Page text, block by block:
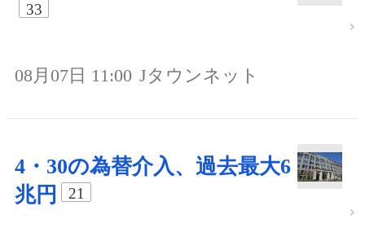
33
08月07日 11:00 Jタウンネット
4・30の為替介入、過去最大6
兆円
21